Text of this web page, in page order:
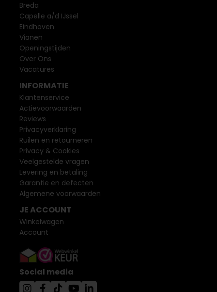
Breda
Capelle a/d IJssel
Eindhoven
Vianen
Openingstijden
Over Ons
Vacatures
INFORMATIE
Klantenservice
Actievoorwaarden
Reviews
Privacyverklaring
Ruilen en retourneren
Privacy & Cookies
Veelgestelde vragen
Levering en betaling
Garantie en defecten
Algemene voorwaarden
JE ACCOUNT
Winkelwagen
Account
Social media